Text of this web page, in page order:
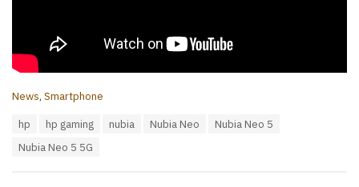
C
News, Smartphone
hp hp gaming nubia Nubia Neo
Nubia Neo 5
Nubia Neo 5 5G